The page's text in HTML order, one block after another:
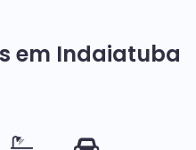
em Indaiatuba